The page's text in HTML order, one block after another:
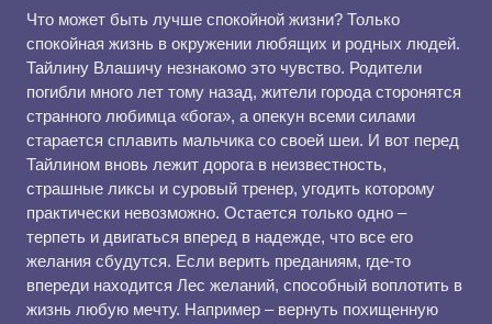
Что может быть лучше спокойной жизни? Только
спокойная жизнь в окружении любящих и родных людей.
Тайлину Влашичу незнакомо это чувство. Родители
погибли много лет тому назад, жители города сторонятся
странного любимца «бога», а опекун всеми силами
старается сплавить мальчика со своей шеи. И вот перед
Тайлином вновь лежит дорога в неизвестность,
страшные ликсы и суровый тренер, угодить которому
практически невозможно. Остается только одно –
терпеть и двигаться вперед в надежде, что все его
желания сбудутся. Если верить преданиям, где-то
впереди находится Лес желаний, способный воплотить в
жизнь любую мечту. Например – вернуть похищенную